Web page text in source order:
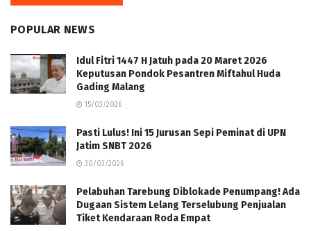
POPULAR NEWS
Idul Fitri 1447 H Jatuh pada 20 Maret 2026
Keputusan Pondok Pesantren Miftahul Huda
Gading Malang
15/03/2026
Pasti Lulus! Ini 15 Jurusan Sepi Peminat di UPN
Jatim SNBT 2026
30/03/2026
Pelabuhan Tarebung Diblokade Penumpang! Ada
Dugaan Sistem Lelang Terselubung Penjualan
Tiket Kendaraan Roda Empat